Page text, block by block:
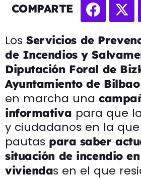
COMPARTE
Los Servicios de
de Incendios y
Diputación Foral de
Ayuntamiento de Bilbao
en marcha una
informativa para que
y ciudadanos en la
pautas para saber
situación de incendio
viviendas en el que